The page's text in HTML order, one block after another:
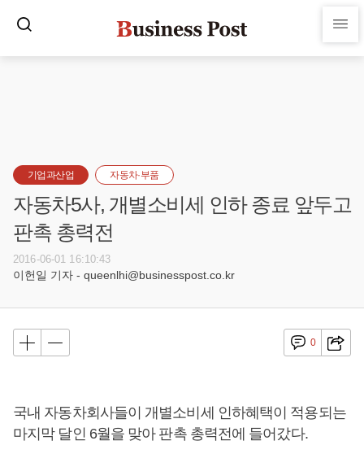
기업과산업 자동차·부품
자동차5사, 개별소비세 인하 종료 앞두고
판촉 총력전
2016-06-01 16:10:43
이헌일 기자 - queenlhi@businesspost.co.kr
0
국내 자동차회사들이 개별소비세 인하혜택이 적용되는
마지막 달인 6월을 맞아 판촉 총력전에 들어갔다.